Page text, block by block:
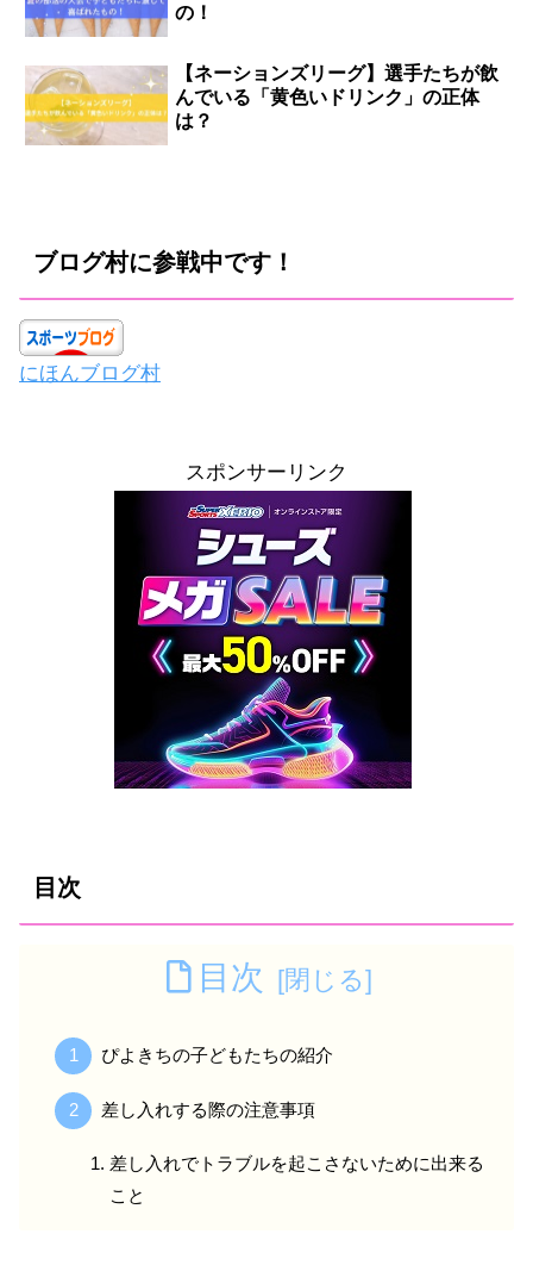
の！
【ネーションズリーグ】選手たちが飲
んでいる「黄色いドリンク」の正体
は？
ブログ村に参戦中です！
にほんブログ村
スポンサーリンク
目次
目次
ぴよきちの子どもたちの紹介
差し入れする際の注意事項
差し入れでトラブルを起こさないために出来る
こと